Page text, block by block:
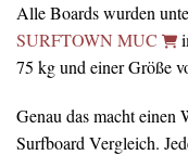
Alle Boards wurden
SURFTOWN MUC
75 kg und einer Größe
Genau das macht einen
Surfboard Vergleich.